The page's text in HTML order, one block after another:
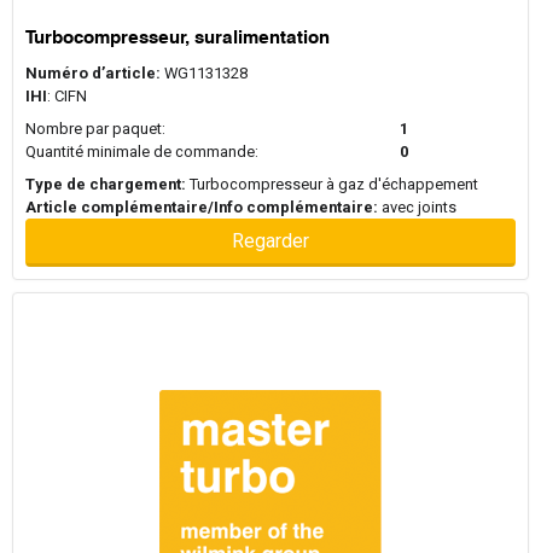
Turbocompresseur, suralimentation
Numéro d’article: WG1131328
IHI: CIFN
Nombre par paquet:
1
Quantité minimale de commande:
0
Type de chargement: Turbocompresseur à gaz d'échappement
Article complémentaire/Info complémentaire: avec joints
Regarder